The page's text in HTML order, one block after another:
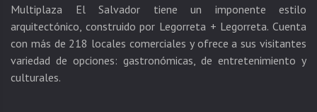
Multiplaza El Salvador tiene un imponente estilo
arquitectónico, construido por Legorreta + Legorreta. Cuenta
con más de 218 locales comerciales y ofrece a sus visitantes
variedad de opciones: gastronómicas, de entretenimiento y